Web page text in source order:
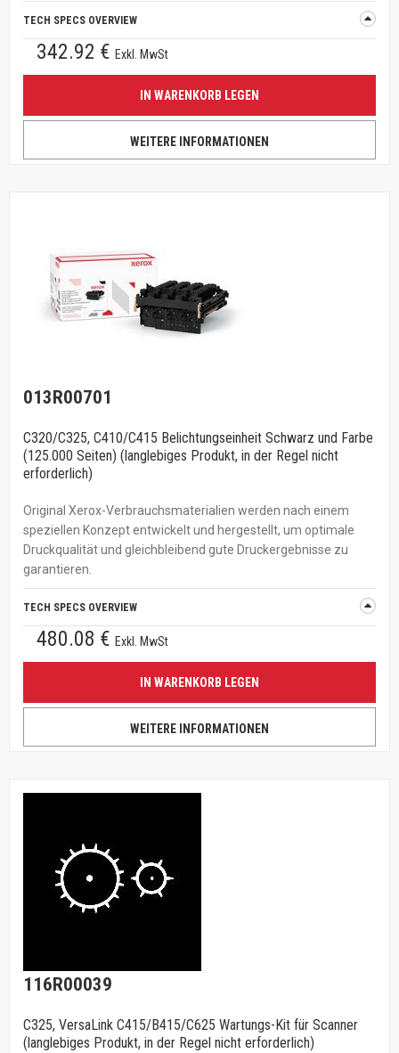
TECH SPECS OVERVIEW
342.92 € Exkl. MwSt
IN WARENKORB LEGEN
WEITERE INFORMATIONEN
013R00701
C320/C325, C410/C415 Belichtungseinheit Schwarz und Farbe
(125.000 Seiten) (langlebiges Produkt, in der Regel nicht
erforderlich)
Original Xerox-Verbrauchsmaterialien werden nach einem
speziellen Konzept entwickelt und hergestellt, um optimale
Druckqualität und gleichbleibend gute Druckergebnisse zu
garantieren.
TECH SPECS OVERVIEW
480.08 € Exkl. MwSt
IN WARENKORB LEGEN
WEITERE INFORMATIONEN
116R00039
C325, VersaLink C415/B415/C625 Wartungs-Kit für Scanner
(langlebiges Produkt, in der Regel nicht erforderlich)